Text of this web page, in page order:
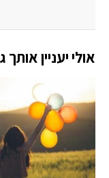
אולי יעניין אותך